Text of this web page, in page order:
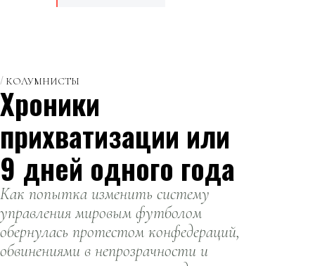
КОЛУМНИСТЫ
Хроники
прихватизации или
9 дней одного года
Как попытка изменить систему
управления мировым футболом
обернулась протестом конфедераций,
обвинениями в непрозрачности и